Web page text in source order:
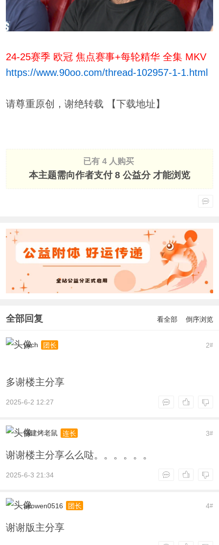
24-25赛季 欧冠 焦点赛事+每轮精华 全集 MKV
https://www.90oo.com/thread-102957-1-1.html
请尊重原创，谢绝转载 【下载地址】
已有 4 人购买
本主题需向作者支付8 公益分才能浏览
全部回复 看全部 倒序浏览
2#
yuch 团长
多谢楼主分享
2025-6-2 12:27
3#
福建烤老鼠 连长
谢谢楼主分享么么哒。。。。。。
2025-6-3 21:34
4#
acowen0516 团长
谢谢版主分享